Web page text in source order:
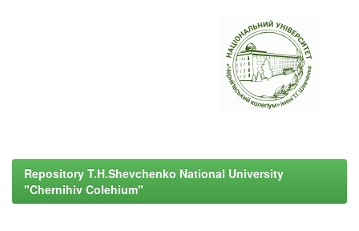
Repository T.H.Shevchenko National University
"Chernihiv Colehium"